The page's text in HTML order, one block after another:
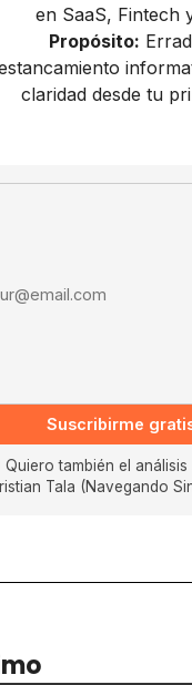
en SaaS, Fintech
Propósito:
claridad desde tu
Suscribirme
Quiero también el análisis
Tala (Navegando